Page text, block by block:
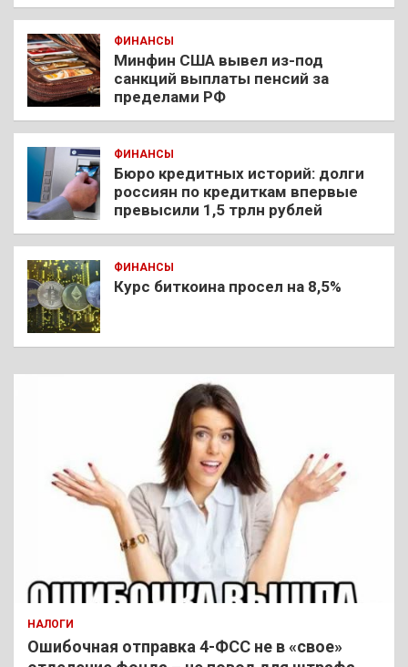
ФИНАНСЫ
Минфин США вывел из-под
санкций выплаты пенсий за
пределами РФ
ФИНАНСЫ
Бюро кредитных историй: долги
россиян по кредиткам впервые
превысили 1,5 трлн рублей
ФИНАНСЫ
Курс биткоина просел на 8,5%
НАЛОГИ
Ошибочная отправка 4-ФСС не в «свое»